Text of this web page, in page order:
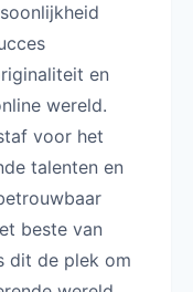
en
wereld.
voor het
talenten en
beste van
dit de plek om